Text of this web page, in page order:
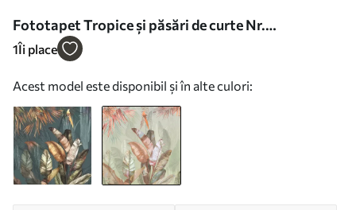
Fototapet Tropice și păsări de curte Nr.
u50468v1d2
1Îi place
Acest model este disponibil și în alte culori: